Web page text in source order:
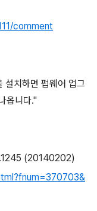
comment
치하면 펍웨어 업그
옵니다."
(20140202)